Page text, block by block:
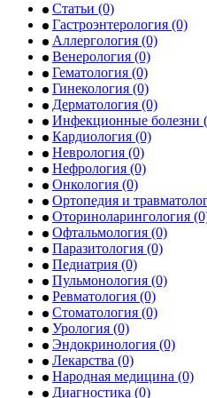
Статьи (0)
Гастроэнтерология (0)
Аллергология (0)
Венерология (0)
Гематология (0)
Гинекология (0)
Дерматология (0)
Инфекционные болезни
Кардиология (0)
Неврология (0)
Нефрология (0)
Онкология (0)
Ортопедия и
Оториноларингология
Офтальмология (0)
Паразитология (0)
Педиатрия (0)
Пульмонология (0)
Ревматология (0)
Стоматология (0)
Урология (0)
Эндокринология (0)
Лекарства (0)
Народная медицина (0)
Диагностика (0)